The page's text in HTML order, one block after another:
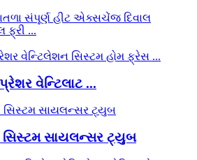
વેન્ટિલાટ ...
સિસ્ટમ સાયલન્સર ટ્યુબ